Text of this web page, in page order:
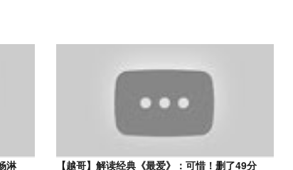
淋
【越哥】解读经典《最爱》：可惜！删了49分